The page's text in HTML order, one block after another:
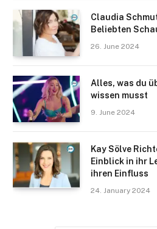
Claudia
Beliebten
26. June 2024
Alles, was du
wissen musst
9. June 2024
Kay Sölve
Einblick in ihr
ihren Einfluss
24. January 2024